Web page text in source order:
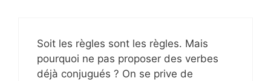
Soit les règles sont les règles. Mais
pourquoi ne pas proposer des verbes
déjà conjugués ? On se prive de